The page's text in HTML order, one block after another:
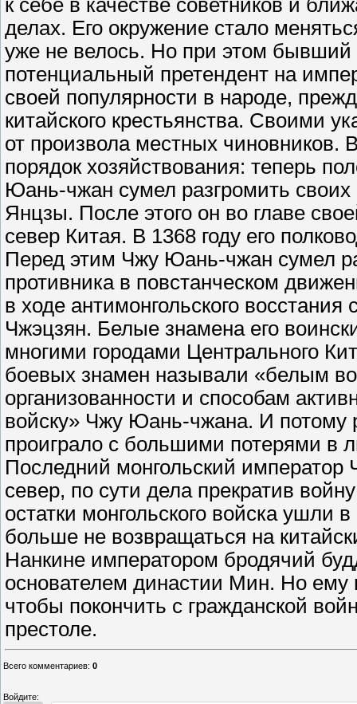
к себе в качестве советников и
делах. Его окружение стало
уже не велось. Но при этом бывший
потенциальный претендент на
своей популярности в народе,
китайского крестьянства. Своими
от произвола местных
порядок хозяйствования: теперь
Юань-чжан сумел разгромить
Янцзы. После этого он во главе
север Китая. В 1368 году его
Перед этим Чжу Юань-чжан сумел
противника в повстанческом
в ходе антимонгольского
Чжэцзян. Белые знамена его
многими городами Центрального
боевых знамен называли «белым
организованности и способам
войску» Чжу Юань-чжана. И
проиграло с большими потерями в
Последний монгольский
север, по сути дела прекратив
остатки монгольского войска ушли
больше не возвращаться на
Нанкине императором бродячий
основателем династии Мин. Но ему
чтобы покончить с гражданской
престоле.
Всего комментариев: 0
Войдите: